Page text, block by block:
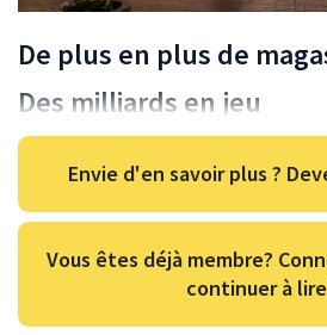
De plus en plus de
Des milliards en jeu
Envie d'en savoir plus ?
Vous êtes déjà membre?
continuer à